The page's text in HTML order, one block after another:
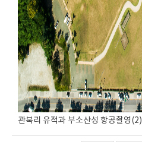
관북리 유적과 부소산성 항공촬영(2)